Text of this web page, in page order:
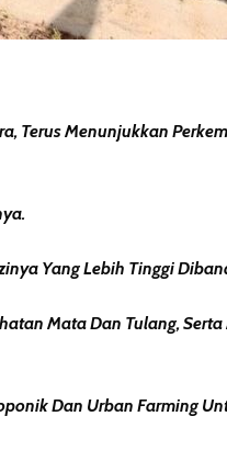
Terus Menunjukkan
Yang Lebih Tinggi
Mata Dan Tulang,
Dan Urban Farming